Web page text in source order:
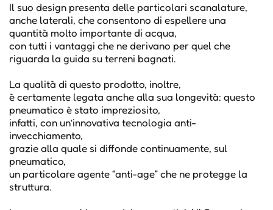
Il suo design presenta delle particolari scanalature,
anche laterali, che consentono di espellere una
quantità molto importante di acqua,
con tutti i vantaggi che ne derivano per quel che
riguarda la guida su terreni bagnati.
La qualità di questo prodotto, inoltre,
è certamente legata anche alla sua longevità: questo
pneumatico è stato impreziosito,
infatti, con un’innovativa tecnologia anti-
invecchiamento,
grazie alla quale si diffonde continuamente, sul
pneumatico,
un particolare agente “anti-age” che ne protegge la
struttura.